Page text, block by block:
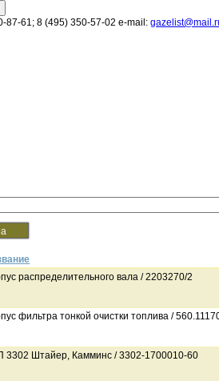
87-61; 8 (495) 350-57-02 e-mail:
распределительного вала / 2203270/2
фильтра тонкой очистки топлива /
3302 Штайер, Камминс / 3302-1700010-60